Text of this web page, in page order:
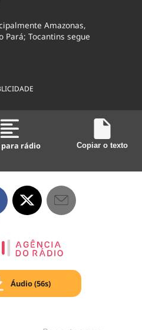
Amazonas,
Pará; Tocantins segue
para rádio Copiar o texto
Áudio (56s)